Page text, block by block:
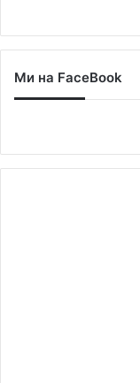
Ми на FaceBook